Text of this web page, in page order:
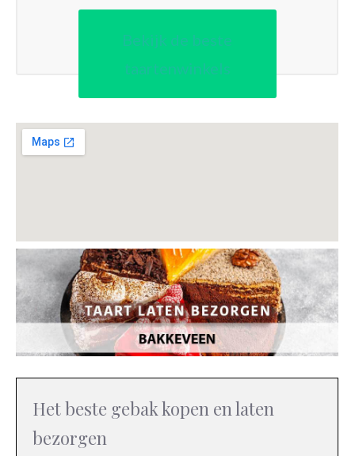
Bekijk de beste
taartenwinkels
Het beste gebak kopen en laten
bezorgen